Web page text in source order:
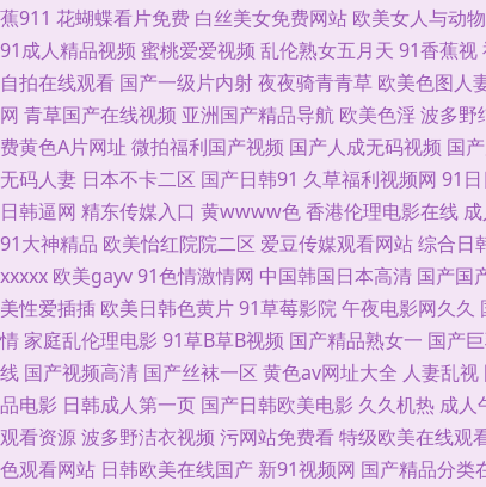
韩日在线小电影 天天干天天操B 91社区免费 国产福利在线观
图片激情 午夜在线寂寞影院 亚洲性艺影院av aaa男人天堂 激
院 午夜成人AV福利 久久肏屄 欧美怡红院五区 亚洲日韩资源
先锋红杏AV 欧美性爱区第一页 午夜熟女福利 91人人草人人
视频 午夜福利尤物 97人妻人人操 黄色91色情 人人摸人人搞
91 大香蕉怡红院 狠色色av 欧美成人生活影院 亚洲狼人av 成
在线 91精品视频网 超碰97免费 久久亚洲天堂 日韩欧美亚影
欧洲韩日av电影 五月五成人网站 成人电影青青草 色先锋AV导
蕉911 花蝴蝶看片免费 白丝美女免费网站 欧美女人与动
91成人精品视频 蜜桃爱爱视频 乱伦熟女五月天 91香蕉视
自拍在线观看 国产一级片内射夜夜骑青青草 欧美色图人
网 青草国产在线视频 亚洲国产精品导航 欧美色淫波多野
费黄色A片网址 微拍福利国产视频 国产人成无码视频 国
无码人妻 日本不卡二区 国产日韩91 久草福利视频网 91
日韩逼网 精东传媒入口 黄wwww色香港伦理电影在线
91大神精品 欧美怡红院院二区 爱豆传媒观看网站综合日
xxxxx 欧美gayv91色情激情网 中国韩国日本高清 国产国
美性爱插插 欧美日韩色黄片91草莓影院午夜电影网久久
情 家庭乱伦理电影 91草B草B视频 国产精品熟女一 国产
线 国产视频高清 国产丝袜一区 黄色av网址大全 人妻乱视
品电影 日韩成人第一页 国产日韩欧美电影 久久机热 成人
观看资源波多野洁衣视频 污网站免费看特级欧美在线观
色观看网站 日韩欧美在线国产 新91视频网 国产精品分类